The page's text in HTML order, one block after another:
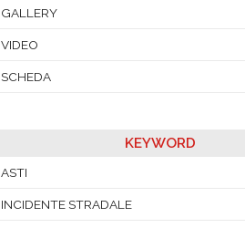
GALLERY
VIDEO
SCHEDA
KEYWORD
ASTI
INCIDENTE STRADALE